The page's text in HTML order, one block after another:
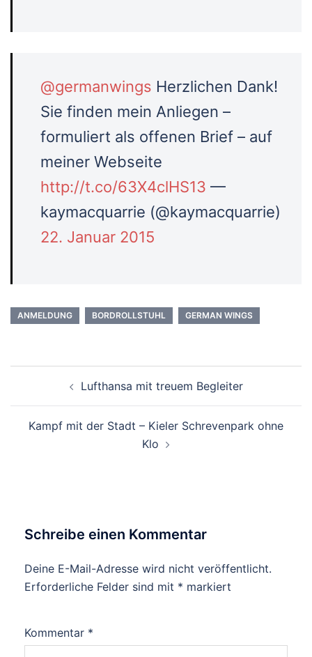
@germanwings Herzlichen Dank!
Sie finden mein Anliegen –
formuliert als offenen Brief – auf
meiner Webseite
http://t.co/63X4clHS13 —
kaymacquarrie (@kaymacquarrie)
22. Januar 2015
ANMELDUNG BORDROLLSTUHL GERMAN WINGS
NavigationLufthansa mit treuem Begleiter
Kampf mit der Stadt – Kieler Schrevenpark ohne
Klo
Schreibe einen Kommentar
Deine E-Mail-Adresse wird nicht veröffentlicht.
Erforderliche Felder sind mit * markiert
Kommentar *